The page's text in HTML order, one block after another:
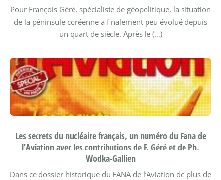
Pour François Géré, spécialiste de géopolitique, la situation
de la péninsule coréenne a finalement peu évolué depuis
un quart de siècle. Après le (…)
Les secrets du nucléaire français, un numéro du Fana de
l’Aviation avec les contributions de F. Géré et de Ph.
Wodka-Gallien
Dans ce dossier historique du FANA de l’Aviation de plus de